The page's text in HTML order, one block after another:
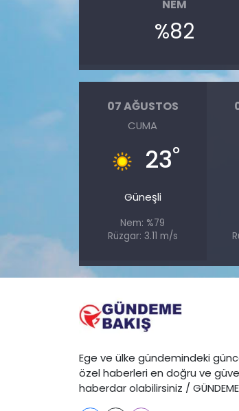
NEM
%82
07 AĞUSTOS
CUMA
23°
Güneşli
Nem: %79
Rüzgar: 3.11 m/s
Ege ve ülke gündemindeki
özel haberleri en doğru ve
haberdar olabilirsiniz /
YEREL POLİTİKA